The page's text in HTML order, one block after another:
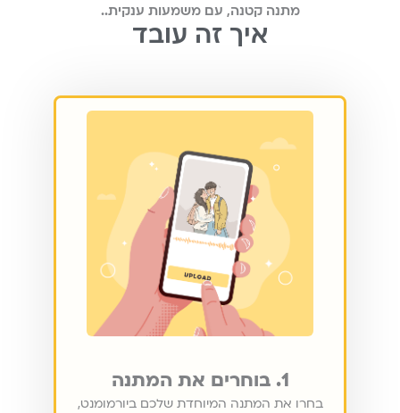
מתנה קטנה, עם משמעות ענקית..
איך זה עובד
1. בוחרים את המתנה
בחרו את המתנה המיוחדת שלכם ביורמומנט,